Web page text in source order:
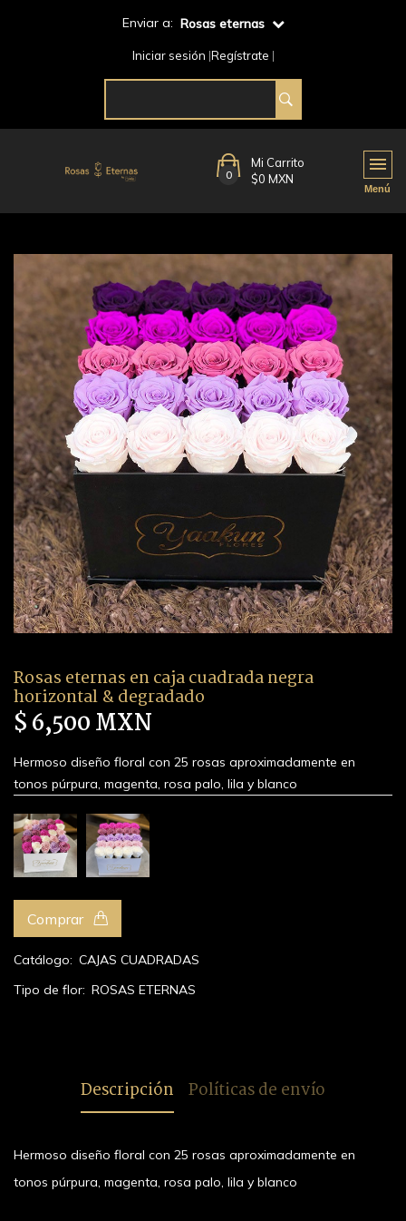
Enviar a: Rosas eternas
Iniciar sesión Regístrate
0
Mi Carrito
$0 MXN
Rosas eternas en caja cuadrada negra
horizontal & degradado
$ 6,500 MXN
Hermoso diseño floral con 25 rosas aproximadamente en
tonos púrpura, magenta, rosa palo, lila y blanco
ETERNAS
EN CAJA
CUADRADA
BLANCA
DEGRADE
ESCALONADO
Hermoso
ETERNAS
EN CAJA
CUADRADA
BLANCA
DEGRADE
HORIZONTAL
Hermoso
eternas en
tonos lila,
y blanco
Comprar
Catálogo: CAJAS CUADRADAS
Tipo de flor: ROSAS ETERNAS
Descripción Políticas de envío
Hermoso diseño floral con 25 rosas aproximadamente en
tonos púrpura, magenta, rosa palo, lila y blanco